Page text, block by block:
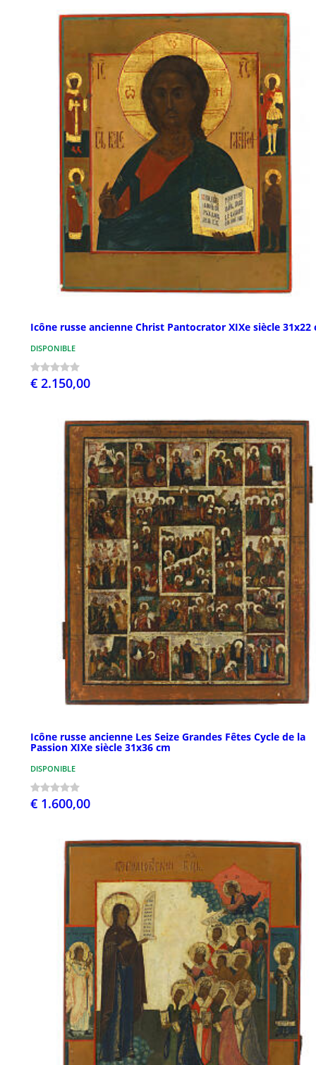
Icône russe ancienne Christ Pantocrator XIXe siècle 31x22
DISPONIBLE
€ 2.150,00
Icône russe ancienne Les Seize Grandes Fêtes Cycle de la
Passion XIXe siècle 31x36 cm
DISPONIBLE
€ 1.600,00